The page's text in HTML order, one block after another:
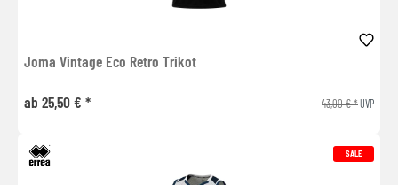
Joma Vintage Eco Retro Trikot
ab 25,50 € * 43,00 € *UVP
SALE